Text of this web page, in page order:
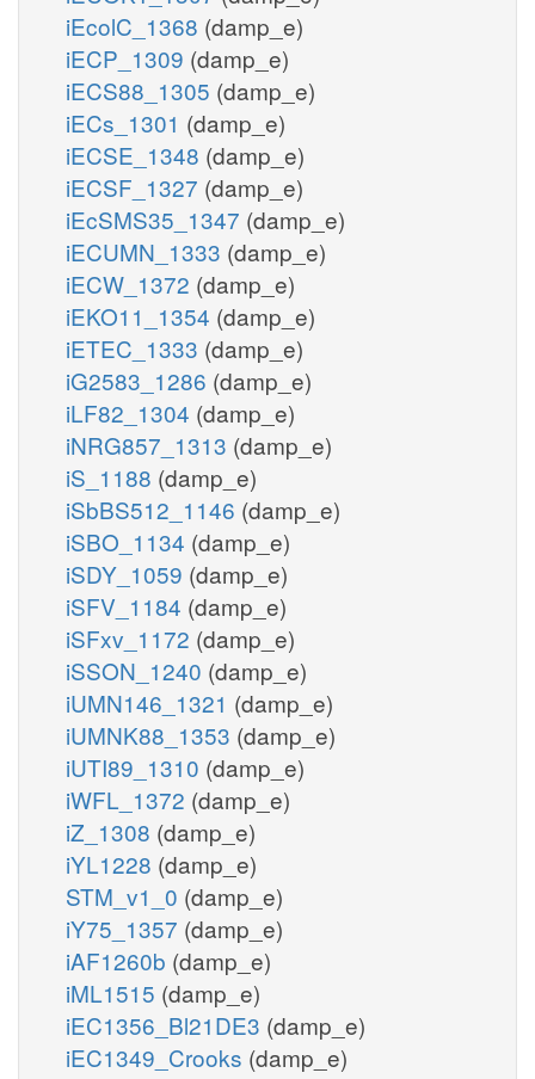
iEcolC_1368 (damp_e)
iECP_1309 (damp_e)
iECS88_1305 (damp_e)
iECs_1301 (damp_e)
iECSE_1348 (damp_e)
iECSF_1327 (damp_e)
iEcSMS35_1347 (damp_e)
iECUMN_1333 (damp_e)
iECW_1372 (damp_e)
iEKO11_1354 (damp_e)
iETEC_1333 (damp_e)
iG2583_1286 (damp_e)
iLF82_1304 (damp_e)
iNRG857_1313 (damp_e)
iS_1188 (damp_e)
iSbBS512_1146 (damp_e)
iSBO_1134 (damp_e)
iSDY_1059 (damp_e)
iSFV_1184 (damp_e)
iSFxv_1172 (damp_e)
iSSON_1240 (damp_e)
iUMN146_1321 (damp_e)
iUMNK88_1353 (damp_e)
iUTI89_1310 (damp_e)
iWFL_1372 (damp_e)
iZ_1308 (damp_e)
iYL1228 (damp_e)
STM_v1_0 (damp_e)
iY75_1357 (damp_e)
iAF1260b (damp_e)
iML1515 (damp_e)
iEC1356_Bl21DE3 (damp_e)
iEC1349_Crooks (damp_e)